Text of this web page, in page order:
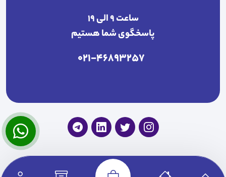
ساعت ۹ الی ۱۹
پاسخگوی شما هستیم
021-46893257